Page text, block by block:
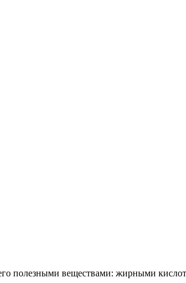
полезными веществами: жирными